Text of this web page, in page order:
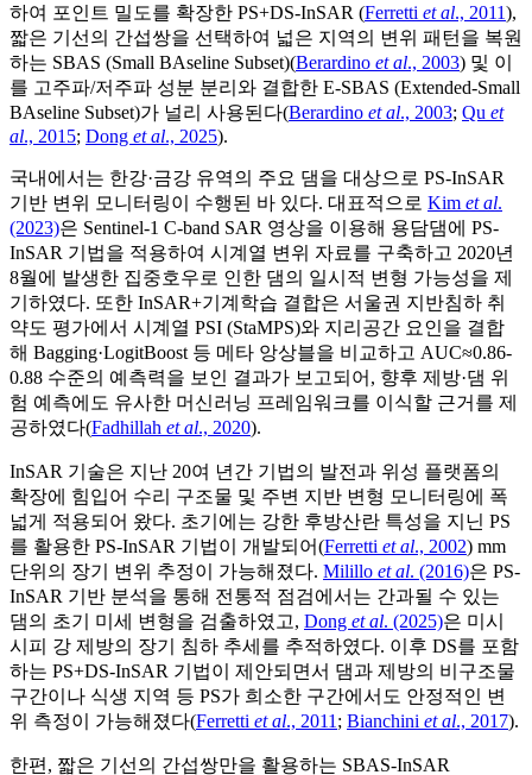
하여 포인트 밀도를 확장한 PS+DS-InSAR (Ferretti et al., 2011),
짧은 기선의 간섭쌍을 선택하여 넓은 지역의 변위 패턴을 복원
하는 SBAS (Small BAseline Subset)(Berardino et al., 2003) 및 이
를 고주파/저주파 성분 분리와 결합한 E-SBAS (Extended-Small
BAseline Subset)가 널리 사용된다(Berardino et al., 2003; Qu et
al., 2015; Dong et al., 2025).
국내에서는 한강·금강 유역의 주요 댐을 대상으로 PS-InSAR
기반 변위 모니터링이 수행된 바 있다. 대표적으로 Kim et al.
(2023)은 Sentinel-1 C-band SAR 영상을 이용해 용담댐에 PS-
InSAR 기법을 적용하여 시계열 변위 자료를 구축하고 2020년
8월에 발생한 집중호우로 인한 댐의 일시적 변형 가능성을 제
기하였다. 또한 InSAR+기계학습 결합은 서울권 지반침하 취
약도 평가에서 시계열 PSI (StaMPS)와 지리공간 요인을 결합
해 Bagging·LogitBoost 등 메타 앙상블을 비교하고 AUC≈0.86-
0.88 수준의 예측력을 보인 결과가 보고되어, 향후 제방·댐 위
험 예측에도 유사한 머신러닝 프레임워크를 이식할 근거를 제
공하였다(Fadhillah et al., 2020).
InSAR 기술은 지난 20여 년간 기법의 발전과 위성 플랫폼의
확장에 힘입어 수리 구조물 및 주변 지반 변형 모니터링에 폭
넓게 적용되어 왔다. 초기에는 강한 후방산란 특성을 지닌 PS
를 활용한 PS-InSAR 기법이 개발되어(Ferretti et al., 2002) mm
단위의 장기 변위 추정이 가능해졌다. Milillo et al. (2016)은 PS-
InSAR 기반 분석을 통해 전통적 점검에서는 간과될 수 있는
댐의 초기 미세 변형을 검출하였고, Dong et al. (2025)은 미시
시피 강 제방의 장기 침하 추세를 추적하였다. 이후 DS를 포함
하는 PS+DS-InSAR 기법이 제안되면서 댐과 제방의 비구조물
구간이나 식생 지역 등 PS가 희소한 구간에서도 안정적인 변
위 측정이 가능해졌다(Ferretti et al., 2011 ; Bianchini et al., 2017).
한편, 짧은 기선의 간섭쌍만을 활용하는 SBAS-InSAR